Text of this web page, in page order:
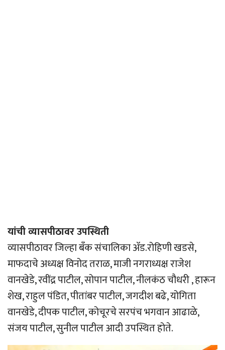
यांची व्यासपीठावर उपस्थिती
व्यासपीठावर जिल्हा बँक संचालिका अ‍ॅड.रोहिणी खडसे,
माफदाचे अध्यक्ष विनोद तराळ, माजी नगराध्यक्ष राजेश
वानखेडे, रवींद्र पाटील, सोपान पाटील, नीलकंठ चौधरी , हारून
शेख, राहुल पंडित, पीतांबर पाटील, जगदीश बढे, योगिता
वानखेडे, दीपक पाटील, कोचूरचे सरपंच भगवान आढाळे,
संजय पाटील, सुनील पाटील आदी उपस्थित होते.